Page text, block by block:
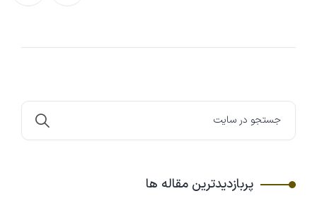
پربازدیدترین مقاله ها